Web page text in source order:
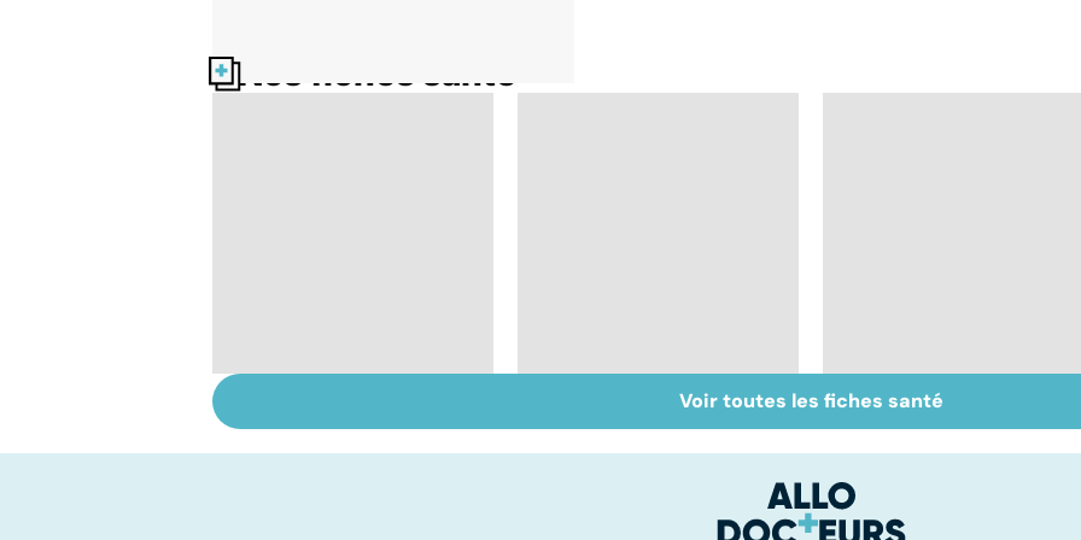
Nos fiches santé
ados en souffrance
Antibiotiques : lutter
contre la résistance
Tout savoir sur les
infections
Voir toutes les fiches santé